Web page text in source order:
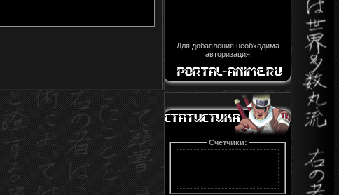
Для добавления необходима
авторизация
Счетчики: